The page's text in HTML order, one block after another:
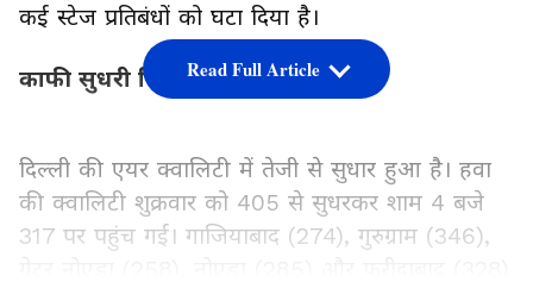
कई स्टेज प्रतिबंधों को घटा दिया है।
काफी सुधरी दिल्ली की हवा
दिल्ली की एयर क्वालिटी में तेजी से सुधार हुआ है। हवा
की क्वालिटी शुक्रवार को 405 से सुधरकर शाम 4 बजे
317 पर पहुंच गई। गाजियाबाद (274), गुरुग्राम (346),
Read Full Article